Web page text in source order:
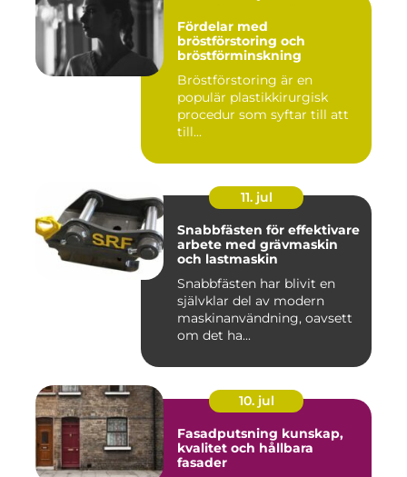
Fördelar med
bröstförstoring och
bröstförminskning
Bröstförstoring är en
populär plastikkirurgisk
procedur som syftar till att
till...
11. jul
Snabbfästen för effektivare
arbete med grävmaskin
och lastmaskin
Snabbfästen har blivit en
självklar del av modern
maskinanvändning, oavsett
om det ha...
10. jul
Fasadputsning kunskap,
kvalitet och hållbara
fasader